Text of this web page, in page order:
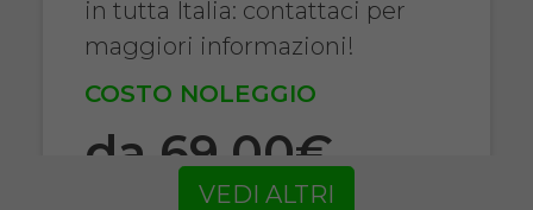
in tutta Italia: contattaci per
maggiori informazioni!
COSTO NOLEGGIO
da 69,00€
VEDI ALTRI